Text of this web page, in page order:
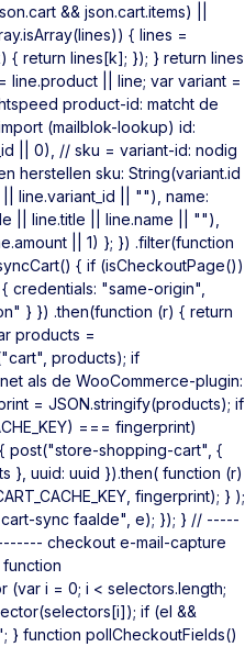
&& json.cart.items) ||
{ lines =
{ return lines[k]; }); } return lines
line.product || line; var variant =
product-id: matcht de
(mailblok-lookup) id:
|| 0), // sku = variant-id: nodig
herstellen sku: String(variant.id
line.variant_id || ""), name:
|| line.title || line.name || ""),
|| 1) }; }) .filter(function
{ if (isCheckoutPage())
credentials: "same-origin",
} }) .then(function (r) { return
products =
products); if
als de WooCommerce-plugin:
= JSON.stringify(products); if
=== fingerprint)
post("store-shopping-cart", {
}, uuid: uuid }).then( function (r)
fingerprint); } );
sync faalde", e); }); } // -----
checkout e-mail-capture
i = 0; i < selectors.length;
if (el &&
} function pollCheckoutFields()